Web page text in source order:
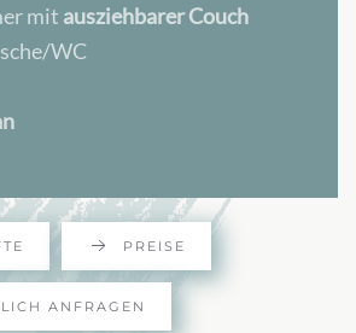
mit ausziehbarer Couch
WC
PREISE
ANFRAGEN